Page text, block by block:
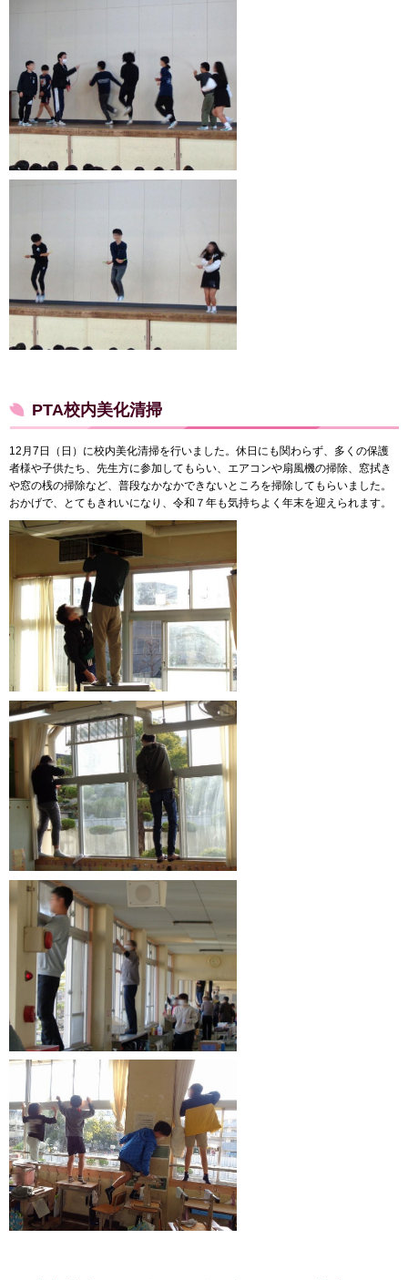
PTA校内美化清掃
12月7日（日）に校内美化清掃を行いました。休日にも関わらず、多くの保護
者様や子供たち、先生方に参加してもらい、エアコンや扇風機の掃除、窓拭き
や窓の桟の掃除など、普段なかなかできないところを掃除してもらいました。
おかげで、とてもきれいになり、令和７年も気持ちよく年末を迎えられます。